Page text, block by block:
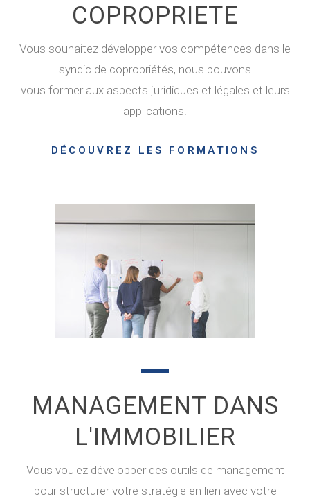
COPROPRIETE
Vous souhaitez développer vos compétences dans le
syndic de copropriétés, nous pouvons
vous former aux aspects juridiques et légales et leurs
applications.
DÉCOUVREZ LES FORMATIONS
MANAGEMENT DANS
L'IMMOBILIER
Vous voulez développer des outils de management
pour structurer votre stratégie en lien avec votre